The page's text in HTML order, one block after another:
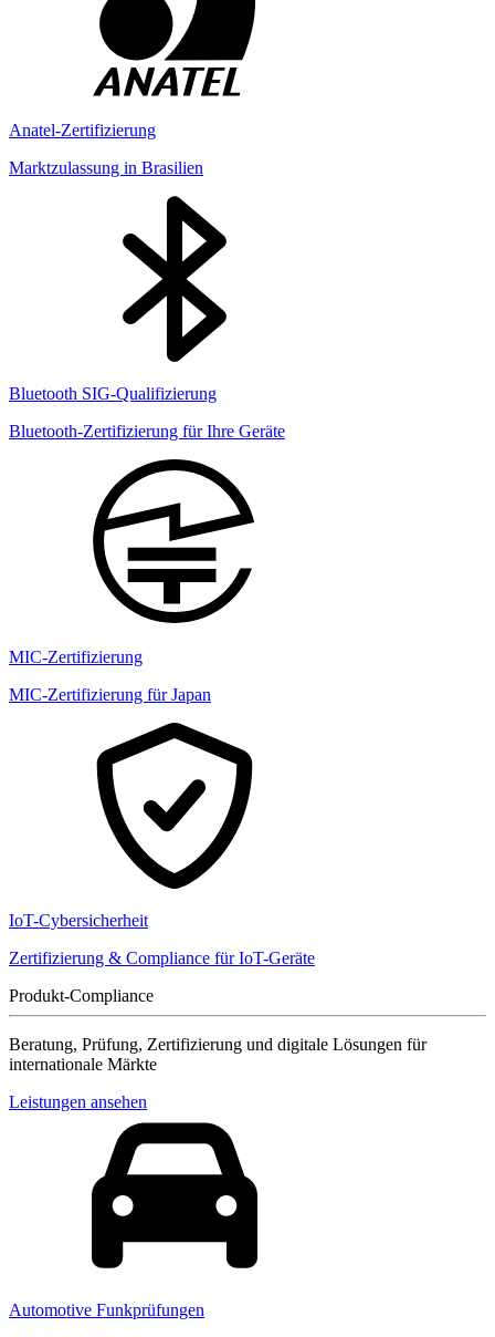
Anatel-Zertifizierung
Marktzulassung in Brasilien
Bluetooth SIG-Qualifizierung
Bluetooth-Zertifizierung für Ihre Geräte
MIC-Zertifizierung
MIC-Zertifizierung für Japan
IoT-Cybersicherheit
Zertifizierung & Compliance für IoT-Geräte
Produkt-Compliance
Beratung, Prüfung, Zertifizierung und digitale Lösungen für
internationale Märkte
Leistungen ansehen
Automotive Funkprüfungen